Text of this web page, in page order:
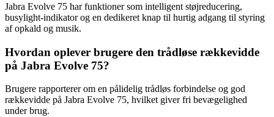
Jabra Evolve 75 har funktioner som intelligent støjreducering,
busylight-indikator og en dedikeret knap til hurtig adgang til styring
af opkald og musik.
Hvordan oplever brugere den trådløse rækkevidde
på Jabra Evolve 75?
Brugere rapporterer om en pålidelig trådløs forbindelse og god
rækkevidde på Jabra Evolve 75, hvilket giver fri bevægelighed
under brug.